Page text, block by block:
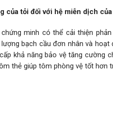
của tỏi đối với hệ miễn dịch
minh có thể cải thiện
bạch cầu đơn nhân và
khả năng bảo vệ tăng cường
thẻ giúp tôm phòng vệ tốt hơn